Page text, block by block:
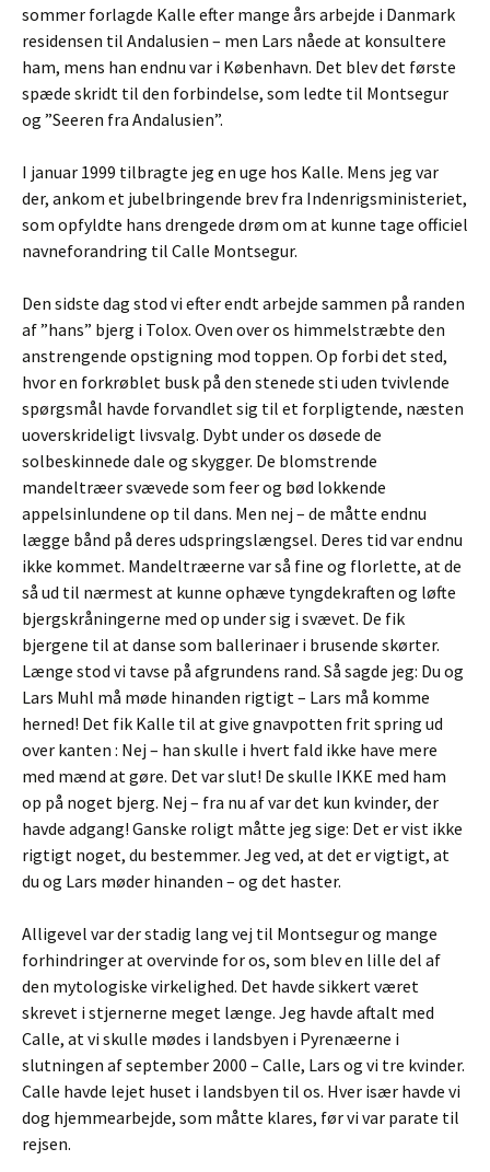
sommer forlagde Kalle efter mange års arbejde i Danmark
residensen til Andalusien – men Lars nåede at konsultere
ham, mens han endnu var i København. Det blev det første
spæde skridt til den forbindelse, som ledte til Montsegur
og ”Seeren fra Andalusien”.
I januar 1999 tilbragte jeg en uge hos Kalle. Mens jeg var
der, ankom et jubelbringende brev fra Indenrigsministeriet,
som opfyldte hans drengede drøm om at kunne tage officiel
navneforandring til Calle Montsegur.
Den sidste dag stod vi efter endt arbejde sammen på randen
af ”hans” bjerg i Tolox. Oven over os himmelstræbte den
anstrengende opstigning mod toppen. Op forbi det sted,
hvor en forkrøblet busk på den stenede sti uden tvivlende
spørgsmål havde forvandlet sig til et forpligtende, næsten
uoverskrideligt livsvalg. Dybt under os døsede de
solbeskinnede dale og skygger. De blomstrende
mandeltræer svævede som feer og bød lokkende
appelsinlundene op til dans. Men nej – de måtte endnu
lægge bånd på deres udspringslængsel. Deres tid var endnu
ikke kommet. Mandeltræerne var så fine og florlette, at de
så ud til nærmest at kunne ophæve tyngdekraften og løfte
bjergskråningerne med op under sig i svævet. De fik
bjergene til at danse som ballerinaer i brusende skørter.
Længe stod vi tavse på afgrundens rand. Så sagde jeg: Du og
Lars Muhl må møde hinanden rigtigt – Lars må komme
herned! Det fik Kalle til at give gnavpotten frit spring ud
over kanten : Nej – han skulle i hvert fald ikke have mere
med mænd at gøre. Det var slut! De skulle IKKE med ham
op på noget bjerg. Nej – fra nu af var det kun kvinder, der
havde adgang! Ganske roligt måtte jeg sige: Det er vist ikke
rigtigt noget, du bestemmer. Jeg ved, at det er vigtigt, at
du og Lars møder hinanden – og det haster.
Alligevel var der stadig lang vej til Montsegur og mange
forhindringer at overvinde for os, som blev en lille del af
den mytologiske virkelighed. Det havde sikkert været
skrevet i stjernerne meget længe. Jeg havde aftalt med
Calle, at vi skulle mødes i landsbyen i Pyrenæerne i
slutningen af september 2000 – Calle, Lars og vi tre kvinder.
Calle havde lejet huset i landsbyen til os. Hver især havde vi
dog hjemmearbejde, som måtte klares, før vi var parate til
rejsen.